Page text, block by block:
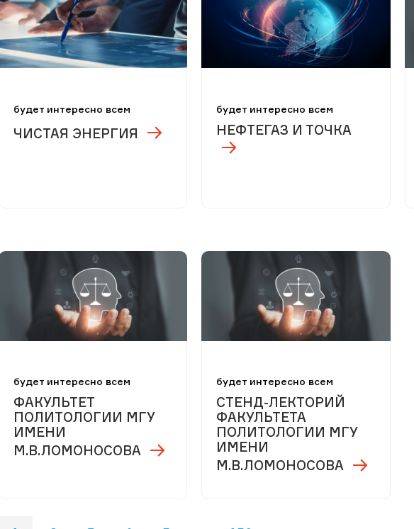
будет интересно всем
ЧИСТАЯ ЭНЕРГИЯ
будет интересно всем
НЕФТЕГАЗ И ТОЧКА
будет интересно всем
ФАКУЛЬТЕТ
ПОЛИТОЛОГИИ МГУ
ИМЕНИ
М.В.ЛОМОНОСОВА
будет интересно всем
СТЕНД-ЛЕКТОРИЙ
ФАКУЛЬТЕТА
ПОЛИТОЛОГИИ МГУ
ИМЕНИ
М.В.ЛОМОНОСОВА